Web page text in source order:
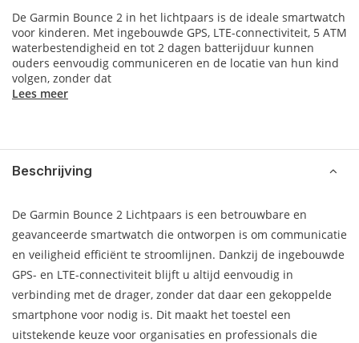
De Garmin Bounce 2 in het lichtpaars is de ideale smartwatch
voor kinderen. Met ingebouwde GPS, LTE-connectiviteit, 5 ATM
waterbestendigheid en tot 2 dagen batterijduur kunnen
ouders eenvoudig communiceren en de locatie van hun kind
volgen, zonder dat
Lees meer
Beschrijving
De Garmin Bounce 2 Lichtpaars is een betrouwbare en
geavanceerde smartwatch die ontworpen is om communicatie
en veiligheid efficiënt te stroomlijnen. Dankzij de ingebouwde
GPS- en LTE-connectiviteit blijft u altijd eenvoudig in
verbinding met de drager, zonder dat daar een gekoppelde
smartphone voor nodig is. Dit maakt het toestel een
uitstekende keuze voor organisaties en professionals die